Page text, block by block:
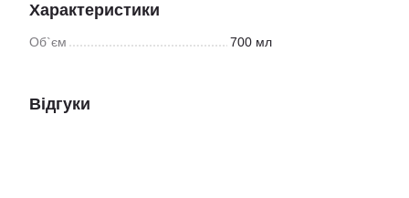
Характеристики
Об`єм 700 мл
Відгуки